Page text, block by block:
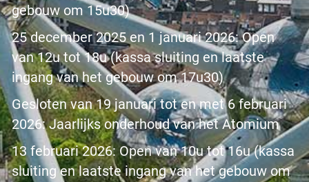
gebouw om 15u30)
25 december 2025 en 1 januari 2026: Open
van 12u tot 18u (kassa sluiting en laatste
ingang van het gebouw om 17u30)
Gesloten van 19 januari tot en met 6 februari
2026: Jaarlijks onderhoud van het Atomium
13 februari 2026: Open van 10u tot 16u (kassa
sluiting en laatste ingang van het gebouw om